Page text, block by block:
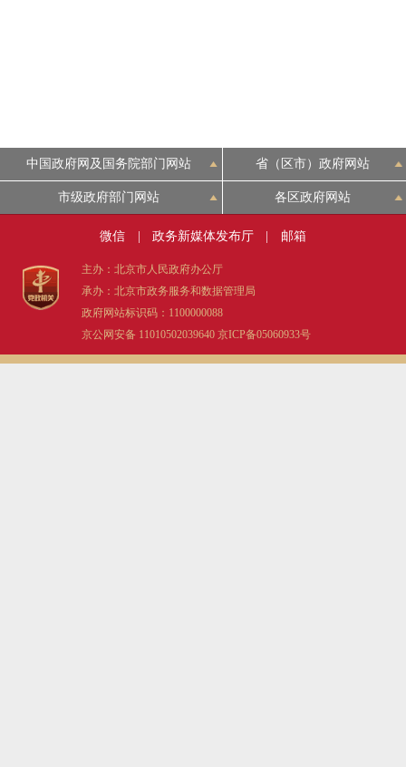
中国政府网及国务院部门网站 省（区市）政府网站
市级政府部门网站 各区政府网站
微信 政务新媒体发布厅 邮箱
主办：北京市人民政府办公厅
承办：北京市政务服务和数据管理局
政府网站标识码：1100000088
京公网安备 11010502039640 京ICP备05060933号